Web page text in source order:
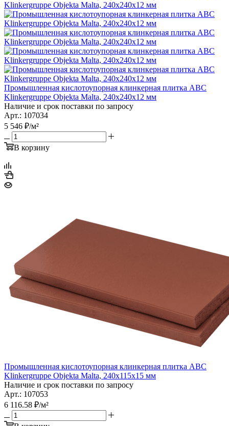
Промышленная кислотоупорная клинкерная плитка ABC
Klinkergruppe Objekta Malta, 240х240х12 мм
Наличие и срок поставки по запросу
Арт.: 107034
5 546 ₽/м²
В корзину
Промышленная кислотоупорная клинкерная плитка ABC
Klinkergruppe Objekta Malta, 240х115х15 мм
Наличие и срок поставки по запросу
Арт.: 107053
6 116.58 ₽/м²